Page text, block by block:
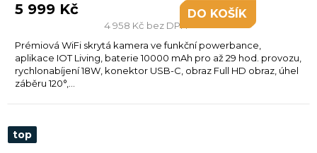
4 958 Kč bez DPH
5 999 Kč DO KOŠÍKU
Prémiová WiFi skrytá kamera ve funkční powerbance,
aplikace IOT Living, baterie 10000 mAh pro až 29 hod. provozu,
rychlonabíjení 18W, konektor USB-C, obraz Full HD obraz, úhel
záběru 120°,...
top